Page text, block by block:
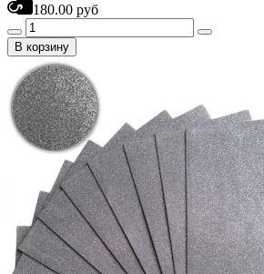
180.00 руб
В корзину